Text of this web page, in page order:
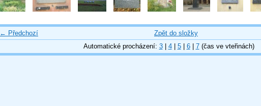
← Předchozí
Zpět do složky
Automatické procházení: 3| 4| 5| 6| 7(čas ve vteřinách)